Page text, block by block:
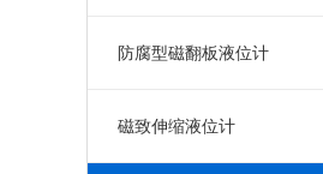
防腐型磁翻板液位计
磁致伸缩液位计